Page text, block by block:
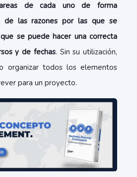
de cada uno de forma
de las razones por las que se
se puede hacer una correcta
y de fechas. Sin su utilización,
organizar todos los elementos
para un proyecto.